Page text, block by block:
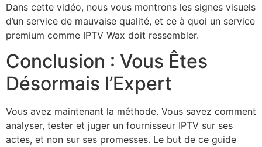
Dans cette vidéo, nous vous montrons les signes visuels
d’un service de mauvaise qualité, et ce à quoi un service
premium comme IPTV Wax doit ressembler.
Conclusion : Vous Êtes
Désormais l’Expert
Vous avez maintenant la méthode. Vous savez comment
analyser, tester et juger un fournisseur IPTV sur ses
actes, et non sur ses promesses. Le but de ce guide